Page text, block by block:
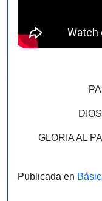
GLORIA AL
Publicada en